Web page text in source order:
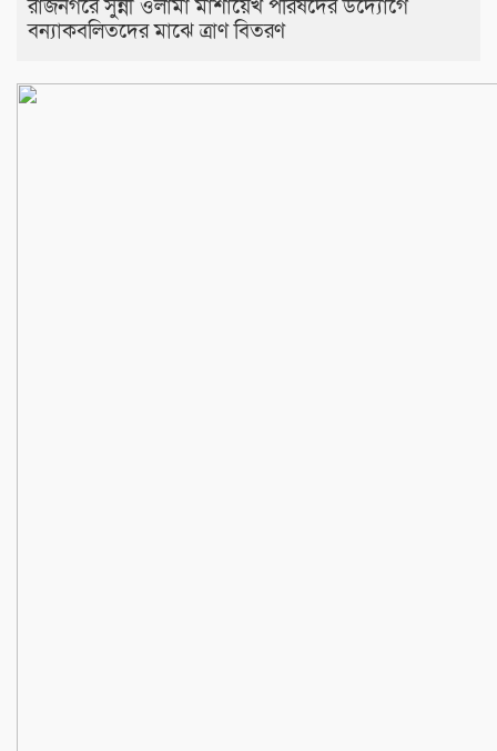
রাজনগরে সুন্নী ওলামা মাশায়েখ পরিষদের উদ্যোগে
বন্যাকবলিতদের মাঝে ত্রাণ বিতরণ